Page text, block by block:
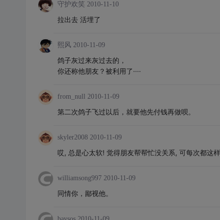
守护欢笑 2010-11-10
拉出去 活埋了
熙风 2010-11-09
鸽子灰过来灰过去的，
你还称他朋友？被利用了····
from_null 2010-11-09
第二次鸽子飞过以后，就要他先付钱再做呗。
skyler2008 2010-11-09
哎, 总是心太软! 觉得朋友帮帮忙没关系, 可每次都这
williamsong997 2010-11-09
同情你，鄙视他。